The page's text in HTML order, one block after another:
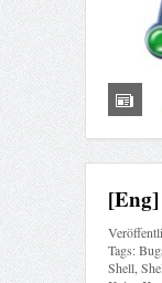
Tags:
Shell,